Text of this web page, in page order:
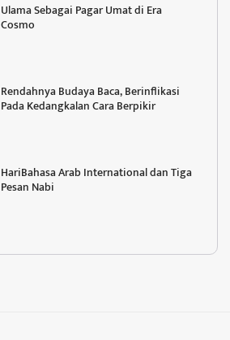
Ulama Sebagai Pagar Umat di Era
Cosmo
Rendahnya Budaya Baca, Berinflikasi
Pada Kedangkalan Cara Berpikir
HariBahasa Arab International dan Tiga
Pesan Nabi